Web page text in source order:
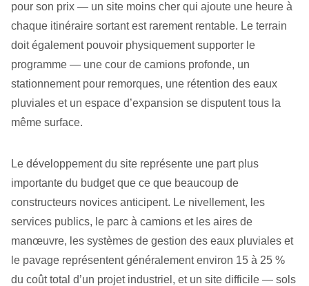
pour son prix — un site moins cher qui ajoute une heure à
chaque itinéraire sortant est rarement rentable. Le terrain
doit également pouvoir physiquement supporter le
programme — une cour de camions profonde, un
stationnement pour remorques, une rétention des eaux
pluviales et un espace d’expansion se disputent tous la
même surface.
Le développement du site représente une part plus
importante du budget que ce que beaucoup de
constructeurs novices anticipent. Le nivellement, les
services publics, le parc à camions et les aires de
manœuvre, les systèmes de gestion des eaux pluviales et
le pavage représentent généralement environ 15 à 25 %
du coût total d’un projet industriel, et un site difficile — sols